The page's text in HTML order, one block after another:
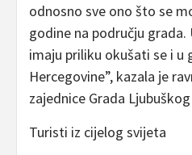
odnosno sve ono što se
godine na području
imaju priliku okušati se i u
Hercegovine”, kazala je
zajednice Grada
Turisti iz cijelog svijeta